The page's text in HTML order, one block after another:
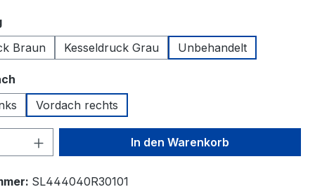
auswählen
Braun
Kesseldruck Grau Unbehandelt
Vordach rechts
Anzahl: Gib den gewünschten Wert
In den Warenkorb
SL444040R30101